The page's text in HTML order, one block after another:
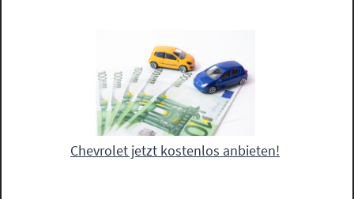
Chevrolet jetzt kostenlos anbieten!